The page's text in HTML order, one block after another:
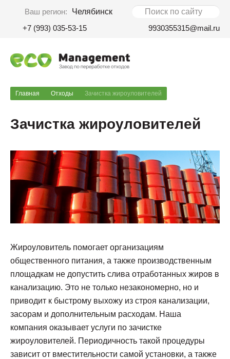
Ваш регион:
Челябинск
+7 (993) 035-53-15
9930355315@mail.ru
Главная Отходы Зачистка жироуловителей
Зачистка жироуловителей
Жироуловитель помогает организациям
общественного питания, а также производственным
площадкам не допустить слива отработанных жиров в
канализацию. Это не только незакономерно, но и
приводит к быстрому выхожу из строя канализации,
засорам и дополнительным расходам. Наша
компания оказывает услуги по зачистке
жироуловителей. Периодичность такой процедуры
зависит от вместительности самой установки, а также